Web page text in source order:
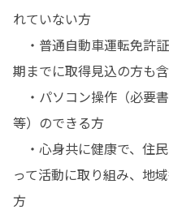
れていない方
・普通自動車運転免許
期までに取得見込の方も含
・パソコン操作（必要
等）のできる方
・心身共に健康で、住
って活動に取り組み、地
方